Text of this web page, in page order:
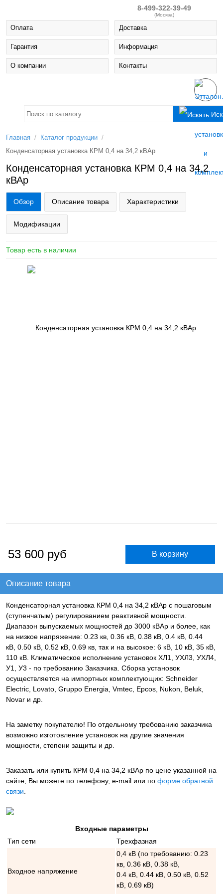
8-499-322-39-49
(Москва)
Оплата Доставка
Гарантия Информация
О компании Контакты
Главная / Каталог продукции /
Конденсаторная установка КРМ 0,4 на 34,2 кВАр
Конденсаторная установка КРМ 0,4 на 34,2
кВАр
Обзор Описание товара Характеристики
Модификации
Товар есть в наличии
53 600 руб
Описание товара
Конденсаторная установка КРМ 0,4 на 34,2 кВАр с пошаговым
(ступенчатым) регулированием реактивной мощности.
Диапазон выпускаемых мощностей до 3000 кВАр и более, как
на низкое напряжение: 0.23 кв, 0.36 кВ, 0.38 кВ, 0.4 кВ, 0.44
кВ, 0.50 кВ, 0.52 кВ, 0.69 кв, так и на высокое: 6 кВ, 10 кВ, 35 кВ,
110 кВ. Климатическое исполнение установок ХЛ1, УХЛ3, УХЛ4,
У1, У3 - по требованию Заказчика. Сборка установок
осуществляется на импортных комплектующих: Schneider
Electric, Lovato, Gruppo Energia, Vmtec, Epcos, Nukon, Beluk,
Novar и др.
На заметку покупателю! По отдельному требованию заказчика
возможно изготовление установок на другие значения
мощности, степени защиты и др.
Заказать или купить КРМ 0,4 на 34,2 кВАр по цене указанной на
сайте, Вы можете по телефону, e-mail или по форме обратной
связи.
Входные параметры
Тип сети
Трехфазная
Входное напряжение
0,4 кВ (по требованию: 0.23
кв, 0.36 кВ, 0.38 кВ,
0.4 кВ, 0.44 кВ, 0.50 кВ, 0.52
кВ, 0.69 кВ)